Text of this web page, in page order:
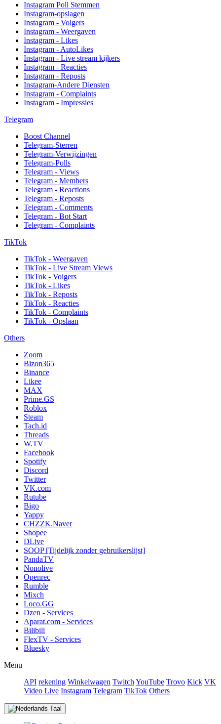
Instagram Poll Stemmen
Instagram-opslagen
Instagram - Volgers
Instagram - Weergaven
Instagram - Likes
Instagram - AutoLikes
Instagram - Live stream kijkers
Instagram - Reacties
Instagram - Reposts
Instagram-Andere Diensten
Instagram - Complaints
Instagram - Impressies
Telegram
Boost Channel
Telegram-Sterren
Telegram-Verwijzingen
Telegram-Polls
Telegram - Views
Telegram - Members
Telegram - Reactions
Telegram - Reposts
Telegram - Comments
Telegram - Bot Start
Telegram - Complaints
TikTok
TikTok - Weergaven
TikTok - Live Stream Views
TikTok - Volgers
TikTok - Likes
TikTok - Reposts
TikTok - Reacties
TikTok - Complaints
TikTok - Opslaan
Others
Zoom
Bizon365
Binance
Likee
MAX
Prime.GS
Roblox
Steam
Tach.id
Threads
W.TV
Facebook
Spotify
Discord
Twitter
VK.com
Rutube
Bigo
Yappy
CHZZK.Naver
Shopee
DLive
SOOP [Tijdelijk zonder gebruikerslijst]
PandaTV
Nonolive
Openrec
Rumble
Mixch
Loco.GG
Dzen - Services
Aparat.com - Services
Bilibili
FlexTV - Services
Bluesky
Menu
API rekening Winkelwagen Twitch YouTube Trovo Kick VK
Video Live Instagram Telegram TikTok Others
Taal